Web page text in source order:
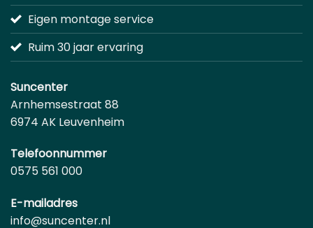
Eigen montage service
Ruim 30 jaar ervaring
Suncenter
Arnhemsestraat 88
6974 AK Leuvenheim
Telefoonnummer
0575 561 000
E-mailadres
info@suncenter.nl